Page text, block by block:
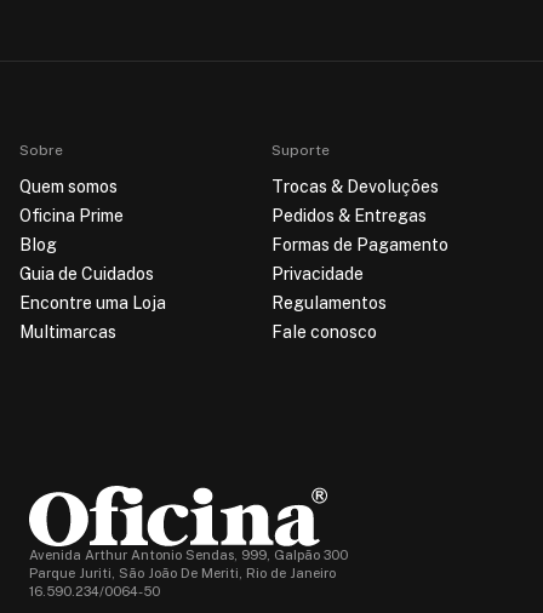
Sobre
Quem somos
Oficina Prime
Blog
Guia de Cuidados
Encontre uma Loja
Multimarcas
Suporte
Trocas & Devoluções
Pedidos & Entregas
Formas de Pagamento
Privacidade
Regulamentos
Fale conosco
Avenida Arthur Antonio Sendas, 999, Galpão 300
Parque Juriti, São João De Meriti, Rio de Janeiro
16.590.234/0064-50